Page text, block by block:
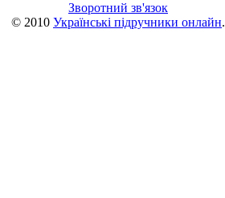
Зворотний зв'язок
© 2010 Українські підручники онлайн.